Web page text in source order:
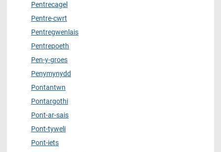
Pentrecagel
Pentre-cwrt
Pentregwenlais
Pentrepoeth
Pen-y-groes
Penymynydd
Pontantwn
Pontargothi
Pont-ar-sais
Pont-tyweli
Pont-iets